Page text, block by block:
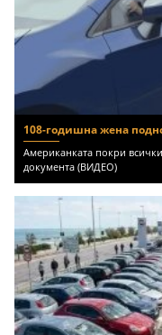
108-годишна жена
Американката покри
документа (ВИДЕО)